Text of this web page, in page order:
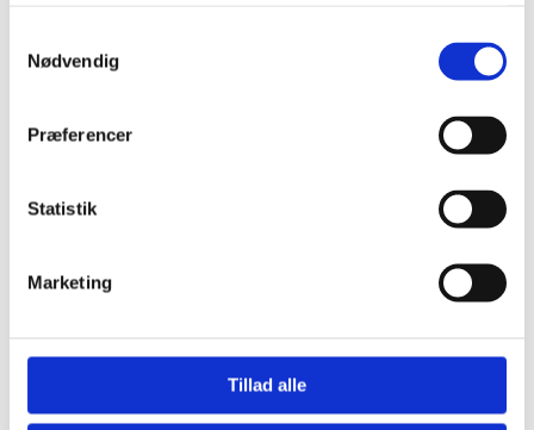
Nødvendig
Præferencer
Statistik
Marketing
Tillad alle